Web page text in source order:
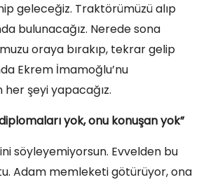
geleceğiz. Traktörümüzü alıp
bulunacağız. Nerede sona
oraya bırakıp, tekrar gelip
Ekrem İmamoğlu’nu
şeyi yapacağız.
yok, onu konuşan yok”
söyleyemiyorsun. Evvelden bu
Adam memleketi götürüyor, ona